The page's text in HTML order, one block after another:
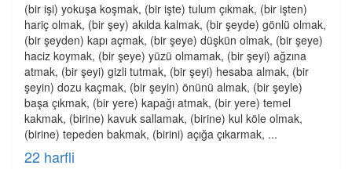
(bir işi) yokuşa koşmak, (bir işte) tulum çıkmak, (bir işten)
hariç olmak, (bir şey) akılda kalmak, (bir şeyde) gönlü olmak,
(bir şeyden) kapı açmak, (bir şeye) düşkün olmak, (bir şeye)
haciz koymak, (bir şeye) yüzü olmamak, (bir şeyi) ağzına
atmak, (bir şeyi) gizli tutmak, (bir şeyi) hesaba almak, (bir
şeyin) dozu kaçmak, (bir şeyin) önünü almak, (bir şeyle)
başa çıkmak, (bir yere) kapağı atmak, (bir yere) temel
kakmak, (birine) kavuk sallamak, (birine) kul köle olmak,
(birine) tepeden bakmak, (birini) açığa çıkarmak, ...
22 harfli